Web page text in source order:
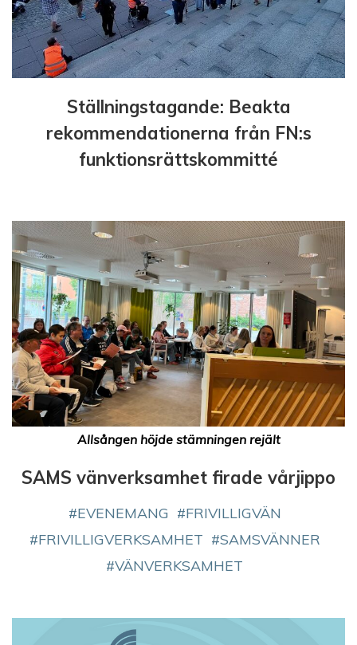
Ställningstagande: Beakta
rekommendationerna från FN:s
funktionsrättskommitté
Allsången höjde stämningen rejält
SAMS vänverksamhet firade vårjippo
EVENEMANG
FRIVILLIGVÄN
FRIVILLIGVERKSAMHET
SAMSVÄNNER
VÄNVERKSAMHET